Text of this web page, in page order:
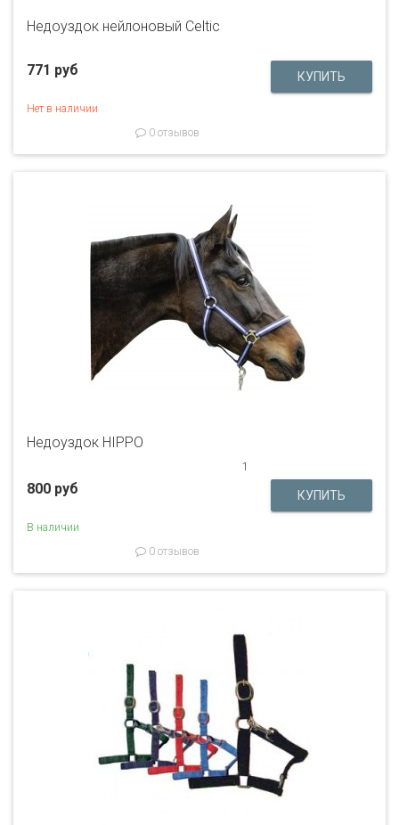
Недоуздок нейлоновый Celtic
771 руб
Нет в наличии
0 отзывов
Недоуздок HIPPO
1
800 руб
В наличии
0 отзывов